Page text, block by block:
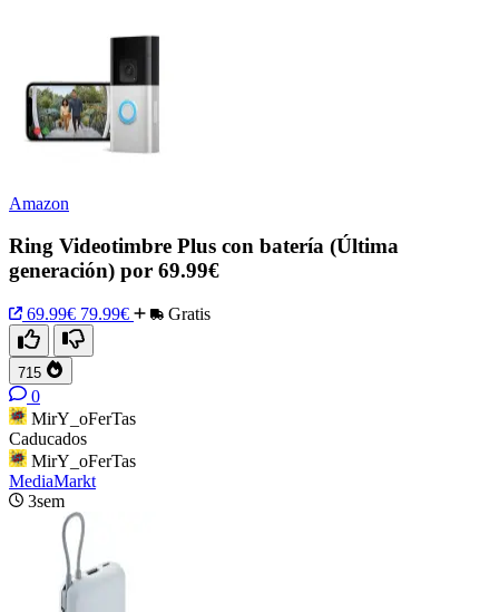
Amazon
Ring Videotimbre Plus con batería (Última
generación) por 69.99€
69.99€ 79.99€ Gratis
715
0
MirY_oFerTas
Caducados
MirY_oFerTas
MediaMarkt
3sem